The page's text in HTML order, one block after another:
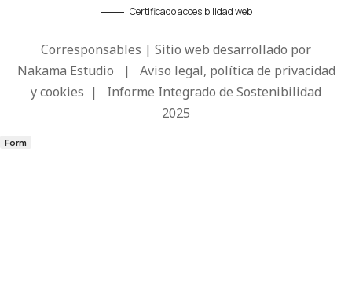
Certificado accesibilidad web
Corresponsables | Sitio web desarrollado por
Nakama Estudio | Aviso legal, política de privacidad
y cookies | Informe Integrado de Sostenibilidad
2025
Form